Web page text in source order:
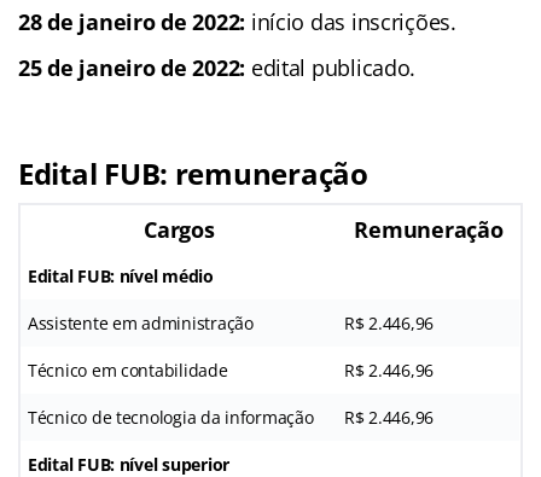
28 de janeiro de 2022: início das inscrições.
25 de janeiro de 2022: edital publicado.
Edital FUB: remuneração
Cargos Remuneração
Edital FUB: nível médio
Assistente em administração R$ 2.446,96
Técnico em contabilidade R$ 2.446,96
Técnico de tecnologia da informação R$ 2.446,96
Edital FUB: nível superior